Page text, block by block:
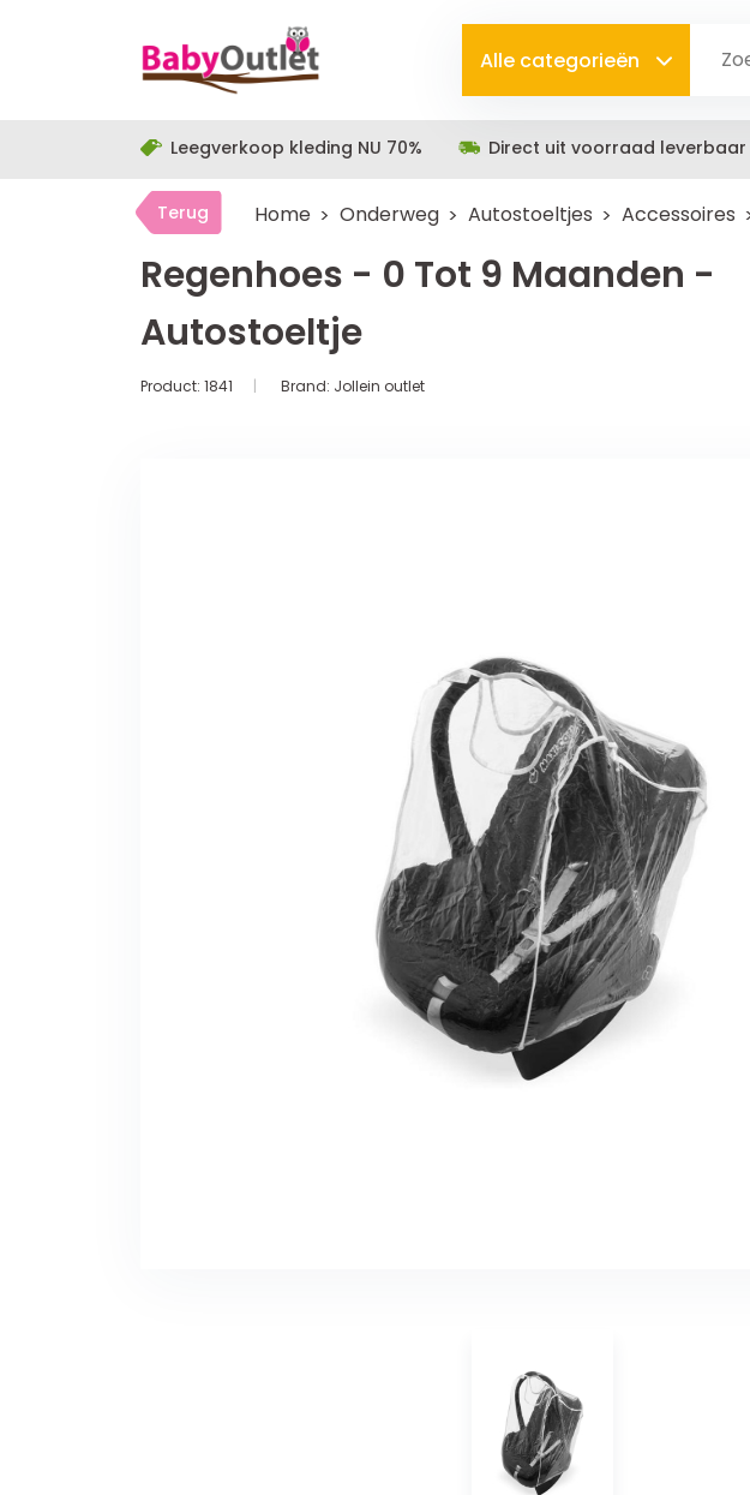
Alle categorieën
Leegverkoop kleding NU 70% Direct uit voorraad leverbaar
Terug Home Onderweg Autostoeltjes Accessoires
Regenhoes - 0 Tot 9 Maanden -
Autostoeltje
Product: 1841 Brand: Jollein outlet